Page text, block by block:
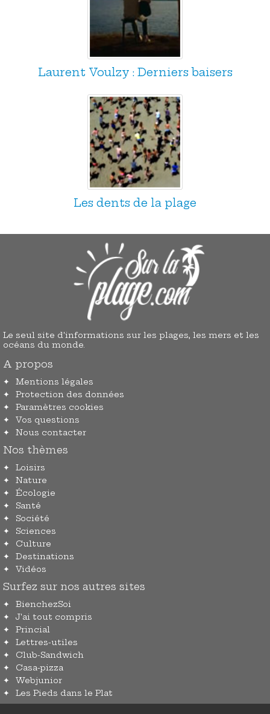
Laurent Voulzy : Derniers baisers
Les dents de la plage
Le seul site d'informations sur les plages, les mers et les
océans du monde.
A propos
Mentions légales
Protection des données
Paramètres cookies
Vos questions
Nous contacter
Nos thèmes
Loisirs
Nature
Écologie
Santé
Société
Sciences
Culture
Destinations
Vidéos
Surfez sur nos autres sites
BienchezSoi
J'ai tout compris
Princial
Lettres-utiles
Club-Sandwich
Casa-pizza
Webjunior
Les Pieds dans le Plat